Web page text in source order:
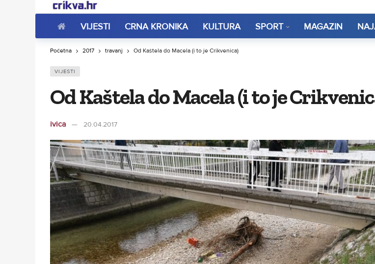
VIJESTI CRNA KRONIKA KULTURA SPORT MAGAZIN
Početna 2017 travanj Od Kaštela do Macela (i to je Crikvenica)
VIJESTI
Od Kaštela do Macela (i to je
ivica 20.04.2017